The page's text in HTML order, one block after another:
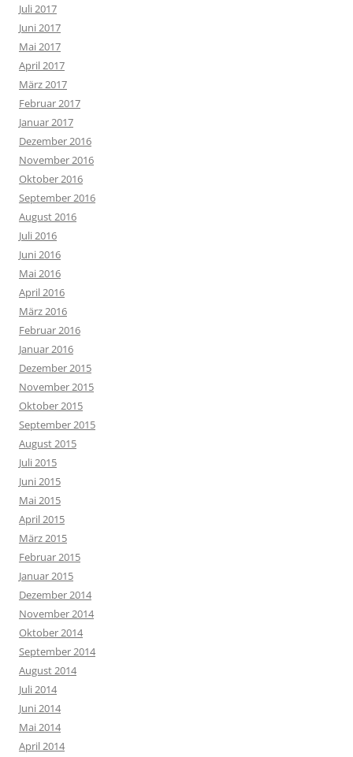
Juli 2017
Juni 2017
Mai 2017
April 2017
März 2017
Februar 2017
Januar 2017
Dezember 2016
November 2016
Oktober 2016
September 2016
August 2016
Juli 2016
Juni 2016
Mai 2016
April 2016
März 2016
Februar 2016
Januar 2016
Dezember 2015
November 2015
Oktober 2015
September 2015
August 2015
Juli 2015
Juni 2015
Mai 2015
April 2015
März 2015
Februar 2015
Januar 2015
Dezember 2014
November 2014
Oktober 2014
September 2014
August 2014
Juli 2014
Juni 2014
Mai 2014
April 2014